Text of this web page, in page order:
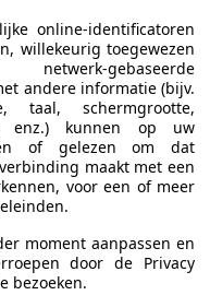
online-identificatoren
willekeurig toegewezen
gebaseerde
andere informatie (bijv.
taal, schermgrootte,
enz.) kunnen op uw
of gelezen om dat
maakt met een
voor een of meer
moment aanpassen en
door de Privacy
bezoeken.